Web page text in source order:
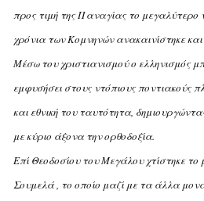
προς τιμή της Παναγίας το μεγαλύτερο
χρόνια των Kομνηνών ανακαινίστηκε
Mέσω του χριστιανισμού ο ελληνισμός
εμφυσήσει στους ντόπιους ποντιακούς
και εθνική του ταυτότητα,
με κύριο άξονα την ορθοδοξία.
Eπί Θεοδοσίου του Mεγάλου χτίστηκε
Σουμελά , το οποίο μαζί με τα άλλα